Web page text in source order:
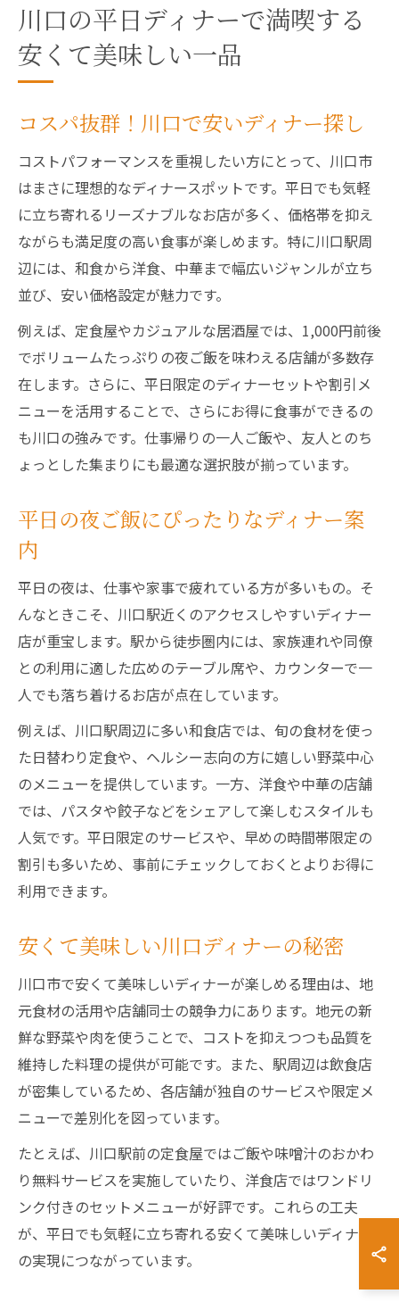
川口の平日ディナーで満喫する
安くて美味しい一品
コスパ抜群！川口で安いディナー探し
コストパフォーマンスを重視したい方にとって、川口市
はまさに理想的なディナースポットです。平日でも気軽
に立ち寄れるリーズナブルなお店が多く、価格帯を抑え
ながらも満足度の高い食事が楽しめます。特に川口駅周
辺には、和食から洋食、中華まで幅広いジャンルが立ち
並び、安い価格設定が魅力です。
例えば、定食屋やカジュアルな居酒屋では、1,000円前後
でボリュームたっぷりの夜ご飯を味わえる店舗が多数存
在します。さらに、平日限定のディナーセットや割引メ
ニューを活用することで、さらにお得に食事ができるの
も川口の強みです。仕事帰りの一人ご飯や、友人とのち
ょっとした集まりにも最適な選択肢が揃っています。
平日の夜ご飯にぴったりなディナー案
内
平日の夜は、仕事や家事で疲れている方が多いもの。そ
んなときこそ、川口駅近くのアクセスしやすいディナー
店が重宝します。駅から徒歩圏内には、家族連れや同僚
との利用に適した広めのテーブル席や、カウンターで一
人でも落ち着けるお店が点在しています。
例えば、川口駅周辺に多い和食店では、旬の食材を使っ
た日替わり定食や、ヘルシー志向の方に嬉しい野菜中心
のメニューを提供しています。一方、洋食や中華の店舗
では、パスタや餃子などをシェアして楽しむスタイルも
人気です。平日限定のサービスや、早めの時間帯限定の
割引も多いため、事前にチェックしておくとよりお得に
利用できます。
安くて美味しい川口ディナーの秘密
川口市で安くて美味しいディナーが楽しめる理由は、地
元食材の活用や店舗同士の競争力にあります。地元の新
鮮な野菜や肉を使うことで、コストを抑えつつも品質を
維持した料理の提供が可能です。また、駅周辺は飲食店
が密集しているため、各店舗が独自のサービスや限定メ
ニューで差別化を図っています。
たとえば、川口駅前の定食屋ではご飯や味噌汁のおかわ
り無料サービスを実施していたり、洋食店ではワンドリ
ンク付きのセットメニューが好評です。これらの工夫
が、平日でも気軽に立ち寄れる安くて美味しいディナー
の実現につながっています。